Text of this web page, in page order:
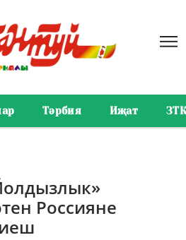
Тәрбия Иҗат ЗТК
Россияне